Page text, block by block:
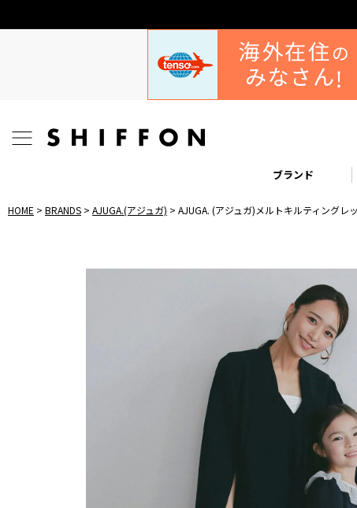
ブランド
HOME BRANDS AJUGA.(アジュガ) AJUGA. (アジュガ)メルトキルティングレ